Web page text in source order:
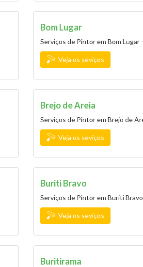
Bom Lugar
Serviços de Pintor em Bom Lugar
Veja os seviços
Brejo de Areia
Serviços de Pintor em Brejo de
Veja os seviços
Buriti Bravo
Serviços de Pintor em Buriti
Veja os seviços
Buritirama